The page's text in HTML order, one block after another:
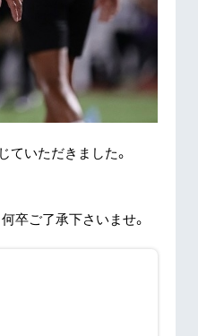
ていただきました。
卒ご了承下さいませ。